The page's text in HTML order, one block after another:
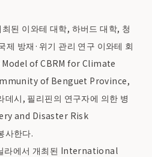
된 이와테 대학, 하버드 대학, 청
제 방재·위기 관리 연구 이와테 회
of CBRM for Climate
of Benguet Province,
시, 필리핀의 연구자에 의한 병
and Disaster Risk
사한다.
라에서 개최된 International